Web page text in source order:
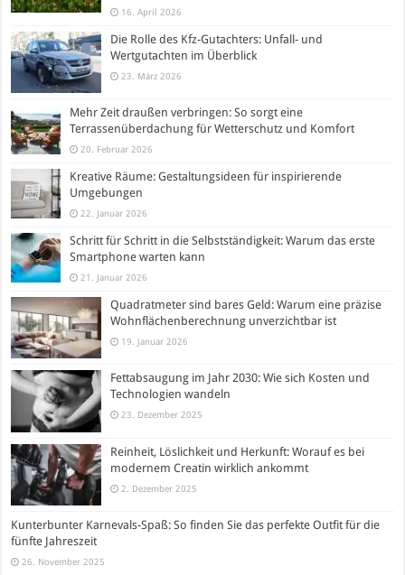
16. April 2026
Die Rolle des Kfz-Gutachters: Unfall- und
Wertgutachten im Überblick
23. März 2026
Mehr Zeit draußen verbringen: So sorgt eine
Terrassenüberdachung für Wetterschutz und Komfort
20. Februar 2026
Kreative Räume: Gestaltungsideen für inspirierende
Umgebungen
22. Januar 2026
Schritt für Schritt in die Selbstständigkeit: Warum das erste
Smartphone warten kann
21. Januar 2026
Quadratmeter sind bares Geld: Warum eine präzise
Wohnflächenberechnung unverzichtbar ist
19. Januar 2026
Fettabsaugung im Jahr 2030: Wie sich Kosten und
Technologien wandeln
23. Dezember 2025
Reinheit, Löslichkeit und Herkunft: Worauf es bei
modernem Creatin wirklich ankommt
2. Dezember 2025
Kunterbunter Karnevals-Spaß: So finden Sie das perfekte Outfit für die
fünfte Jahreszeit
26. November 2025